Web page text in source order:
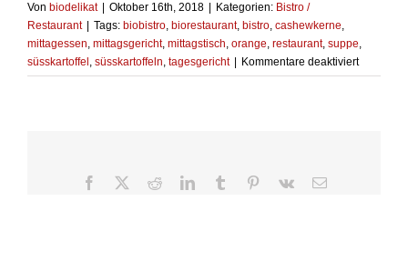
Von biodelikat Oktober 16th, 2018 Kategorien: Bistro /
Restaurant
Tags: biobistro, biorestaurant, bistro, cashewkerne,
mittagessen, mittagsgericht, mittagstisch, orange, restaurant, suppe,
süsskartoffel , süsskartoffeln, tagesgericht Kommentare deaktiviertfür
Facebook RedditLinkedInTumblr Pinterest
Vk
E-